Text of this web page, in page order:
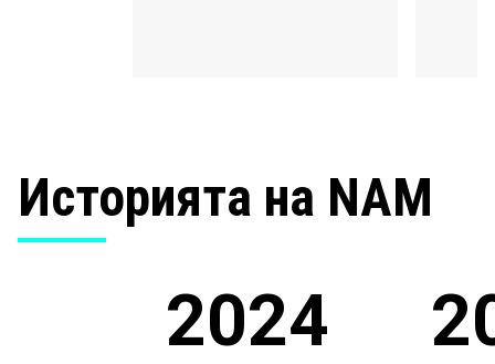
Историята на NAM
2024